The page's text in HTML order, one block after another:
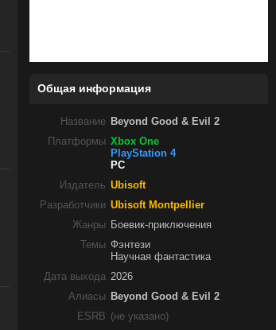
Общая информация
Название Beyond Good & Evil 2
Платформы Xbox One
PlayStation 4
PC
Издатель Ubisoft
Разработчики Ubisoft Montpellier
Жанры Боевик-приключения
Темы Фэнтези
Научная фантастика
Дата выхода 2026
Алиасы Beyond Good & Evil 2
ESRB (не указано)